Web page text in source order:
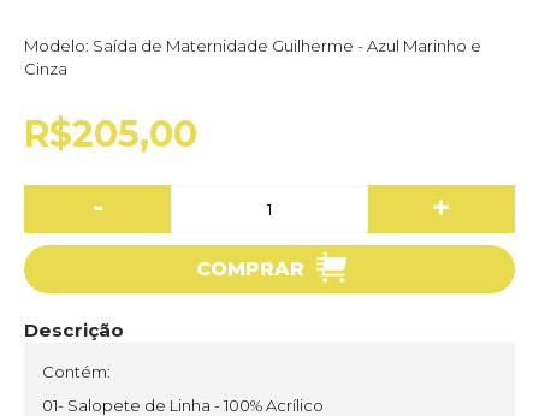
Modelo: Saída de Maternidade Guilherme - Azul Marinho e
Cinza
R$205,00
- +
COMPRAR
Descrição
Contém:
01- Salopete de Linha - 100% Acrílico